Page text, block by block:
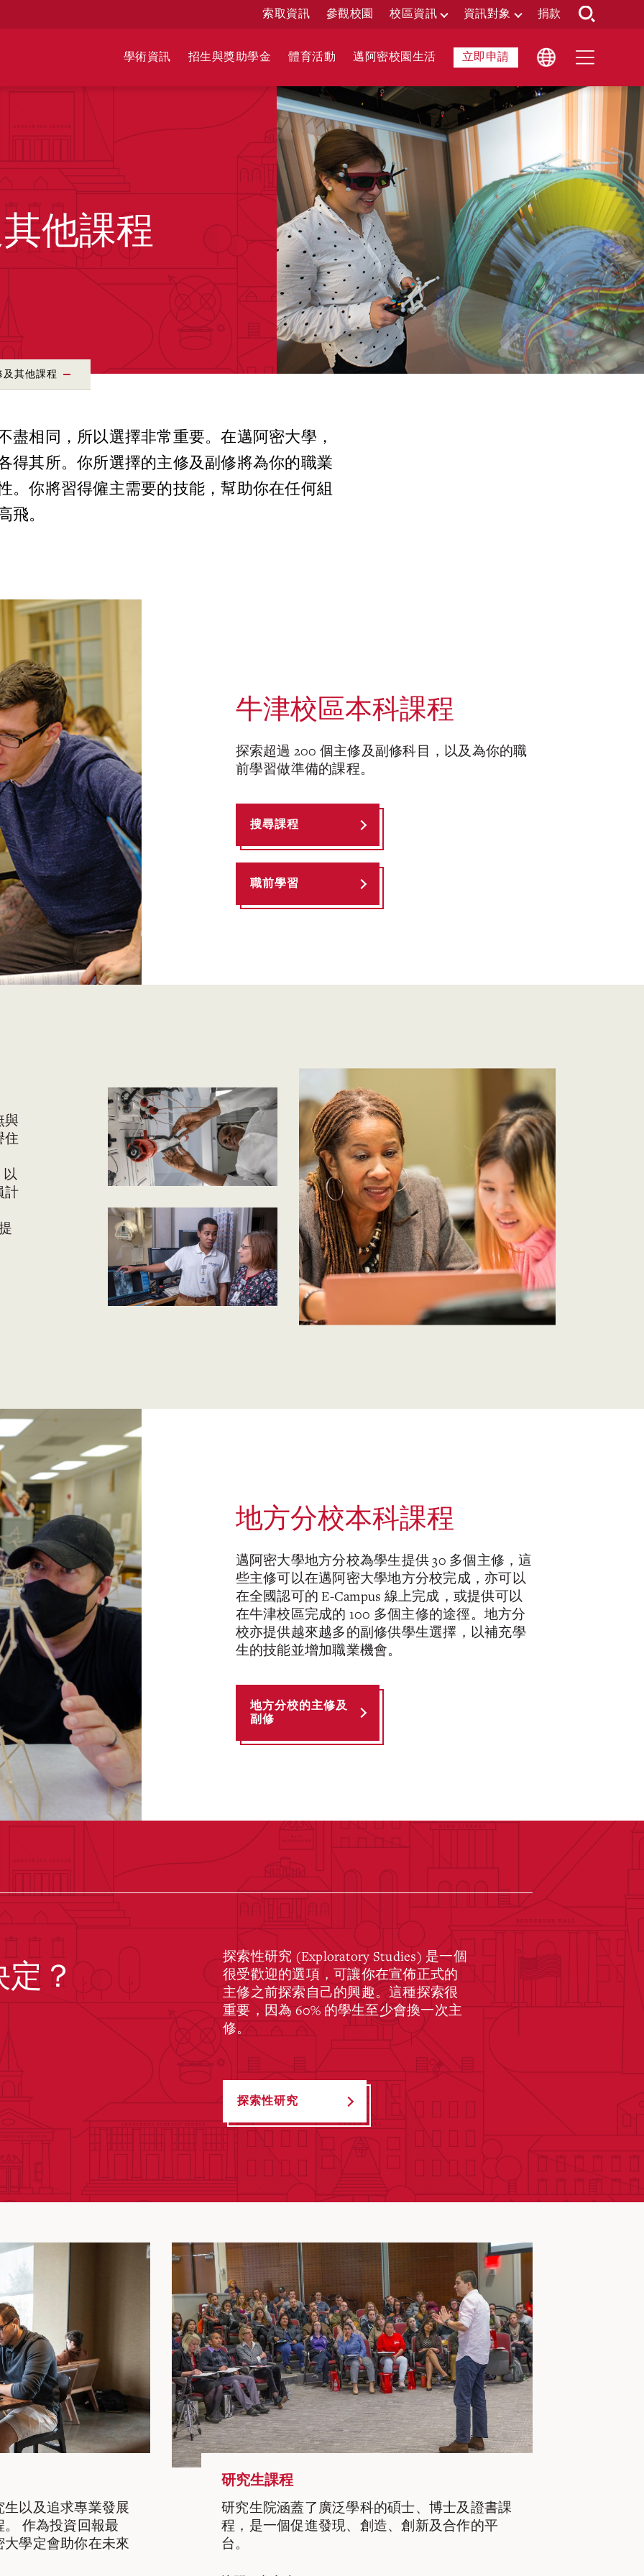
索取資訊 參觀校園 校區資訊 資訊對象 捐款
學術資訊 招生與獎助學金 體育活動 邁阿密校園生活 立即申請
他課程
其他課程
盡相同，所以選擇非常重要。在邁阿密大學，
得其所。你所選擇的主修及副修將為你的職業
。你將習得僱主需要的技能，幫助你在任何組
飛。
牛津校區本科課程
探索超過 200 個主修及副修科目，以及為你的職
前學習做準備的課程。
搜尋課程
職前學習
與
住
計
地方分校本科課程
邁阿密大學地方分校為學生提供 30 多個主修，這
些主修可以在邁阿密大學地方分校完成，亦可以
在全國認可的 E-Campus 線上完成，或提供可以
在牛津校區完成的 100 多個主修的途徑。地方分
校亦提供越來越多的副修供學生選擇，以補充學
生的技能並增加職業機會。
地方分校的主修及
副修
定？
探索性研究 (Exploratory Studies) 是一個
很受歡迎的選項，可讓你在宣佈正式的
主修之前探索自己的興趣。這種探索很
重要，因為 60% 的學生至少會換一次主
修。
探索性研究
以及追求專業發展
作為投資回報最
學定會助你在未來
研究生課程
研究生院涵蓋了廣泛學科的碩士、博士及證書課
程，是一個促進發現、創造、創新及合作的平
台。